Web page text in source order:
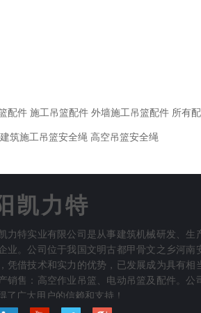
配件 施工吊篮配件 外墙施工吊篮配件 所有
筑施工吊篮安全绳 高空吊篮安全绳
凯力特
力特实业有限公司是从事建筑机械研发、生
业。公司位于我国文明古都甲骨文之乡河南
凭借技术和实力的优势，已发展成为具有相
销售：高空作业吊篮、电动吊篮及配件。公
了广大用户的信赖和支持！